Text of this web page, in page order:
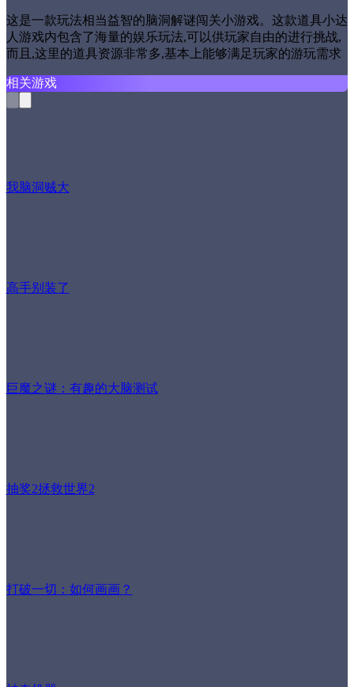
这是一款玩法相当益智的脑洞解谜闯关小游戏。这款道具小达
人游戏内包含了海量的娱乐玩法,可以供玩家自由的进行挑战,
而且,这里的道具资源非常多,基本上能够满足玩家的游玩需求
相关游戏
我脑洞贼大
高手别装了
巨魔之谜：有趣的大脑测试
抽奖2拯救世界2
打破一切：如何画画？